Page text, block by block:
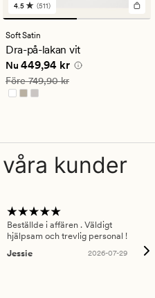
511
omdömen
med
ett
genomsnittligt
betyg
på
4.5
4.5 (511)
Soft Satin
Dra-på-lakan vit
Nuvarande pris
Nu 449,94 kr
Ordinarie pris 749,90 kr
Före749,90 kr
kunder
Beställde i affären . Väldigt
hjälpsam och trevlig personal !
Jessie
2026-07-29